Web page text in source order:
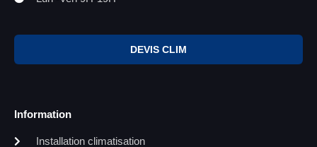
DEVIS CLIM
Information
Installation climatisation